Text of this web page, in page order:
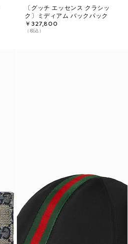
〔グッチ エッセンス クラシッ
ク〕ミディアム バックパック
￥327,800
（税込）